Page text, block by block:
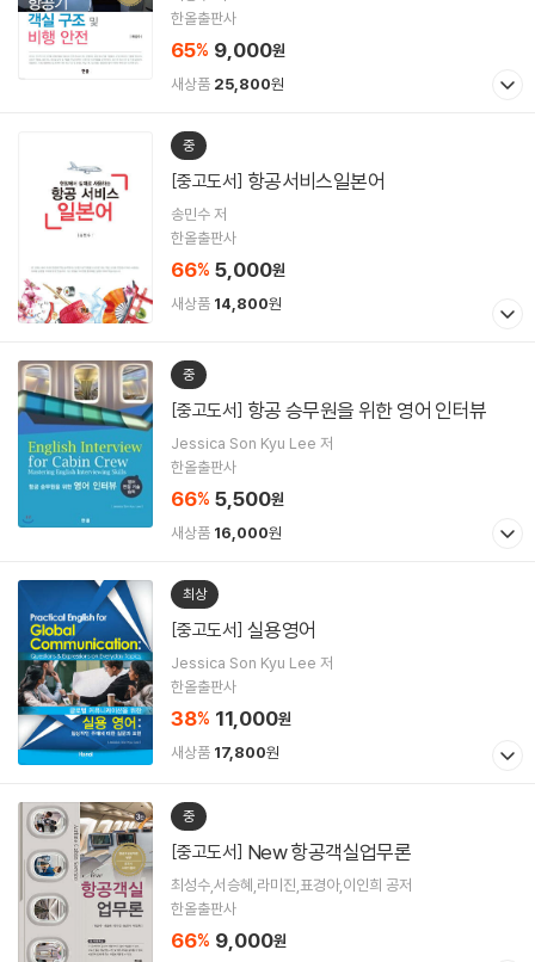
한올출판사
65% 9,000원
새상품 25,800원
중
[중고도서] 항공서비스일본어
송민수 저
한올출판사
66% 5,000원
새상품 14,800원
중
[중고도서] 항공 승무원을 위한 영어 인터뷰
Jessica Son Kyu Lee 저
한올출판사
66% 5,500원
새상품 16,000원
최상
[중고도서] 실용영어
Jessica Son Kyu Lee 저
한올출판사
38% 11,000원
새상품 17,800원
중
[중고도서] New 항공객실업무론
최성수,서승혜,라미진,표경아,이인희 공저
한올출판사
66% 9,000원